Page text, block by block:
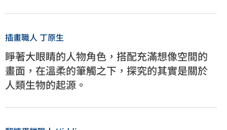
插畫職⼈ 丁原⽣
睜著⼤眼睛的⼈物角色，搭配充滿想像空間的
畫面，在溫柔的筆觸之下，探究的其實是關於
⼈類⽣物的起源。